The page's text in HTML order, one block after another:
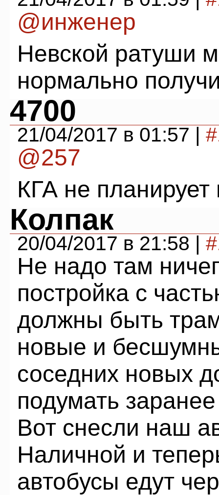
@инженер
Невской ратуши
нормально
4700
21/04/2017 в 01:57 |
@257
КГА не планирует
Колпак
20/04/2017 в 21:58 |
Не надо там
постройка с
должны быть
новые и
соседних новых
подумать
Вот снесли наш
Наличной и
автобусы едут